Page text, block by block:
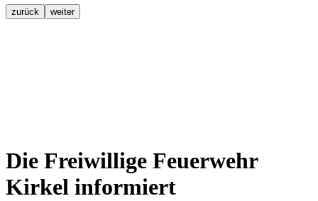
zurück weiter
Die Freiwillige Feuerwehr
Kirkel informiert